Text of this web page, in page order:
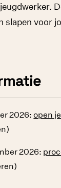
slapen voor
2026:open
2026: